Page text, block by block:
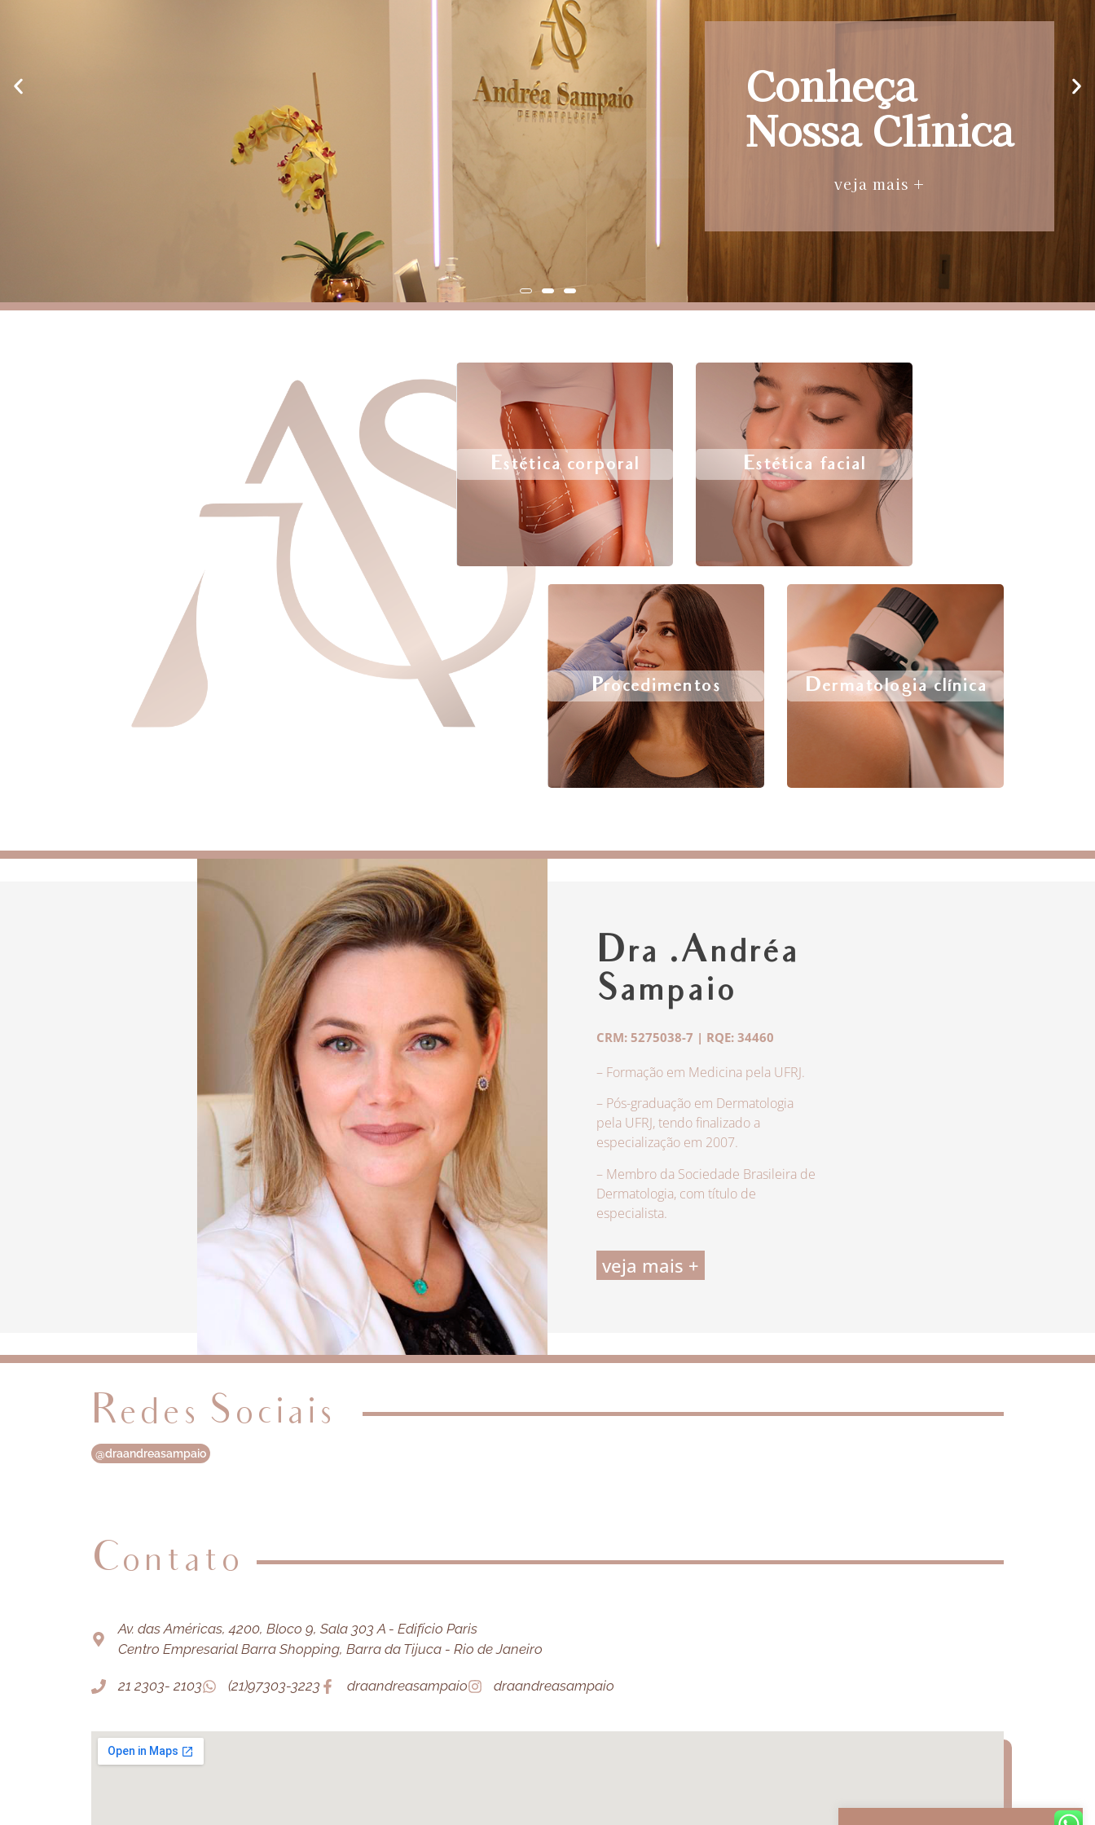
Conheça
Nossa Clínica
veja mais +
Estética corporal Estética facial
Procedimentos Dermatologia clínica
Dra .Andréa
Sampaio
CRM: 5275038-7 | RQE: 34460
– Formação em Medicina pela UFRJ.
– Pós-graduação em Dermatologia
pela UFRJ, tendo finalizado a
especialização em 2007.
– Membro da Sociedade Brasileira de
Dermatologia, com título de
especialista.
veja mais +
Redes Sociais
@draandreasampaio
Contato
Av. das Américas, 4200, Bloco 9, Sala 303 A - Edifício Paris
Centro Empresarial Barra Shopping, Barra da Tijuca - Rio de Janeiro
21 2303- 2103 (21)97303-3223 draandreasampaio draandreasampaio